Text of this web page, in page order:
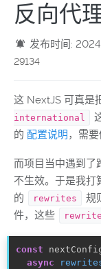
反向代
发布时间:
29134
这 NextJS 可真是
international
的 配置说明 ，需
而项目当中遇到了
不生效。于是我打
的
rewrites
规
件，这些
const
async